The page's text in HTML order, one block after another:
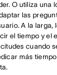
O utiliza una
las
A la larga,
el tiempo y el
cuando
más